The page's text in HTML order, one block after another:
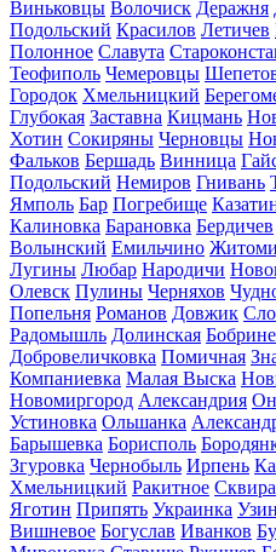
Виньковцы Волочиск Деражня
Подольский Красилов Летичев
Полонное Славута
Теофиполь Чемеровцы
Городок Хмельницкий
Глубокая Заставна Кицмань
Хотин Сокиряны Черновцы
Фальков Бершадь Винница
Подольский Немиров Гнивань
Ямполь Бар Погребище
Калиновка Барановка Бердичев
Волынский Емильчино
Лугины Любар Народичи
Олевск Пулины Черняхов
Попельня Романов Довжик
Радомышль Долинская
Добровеличковка Помичная
Компаниевка Малая Выска
Новомиргород Александрия
Устиновка Ольшанка
Барышевка Борисполь
Згуровка Чернобыль Ирпень
Хмельницкий Ракитное Сквира
Яготин Припять Украинка Узин
Вишневое Богуслав Иванков